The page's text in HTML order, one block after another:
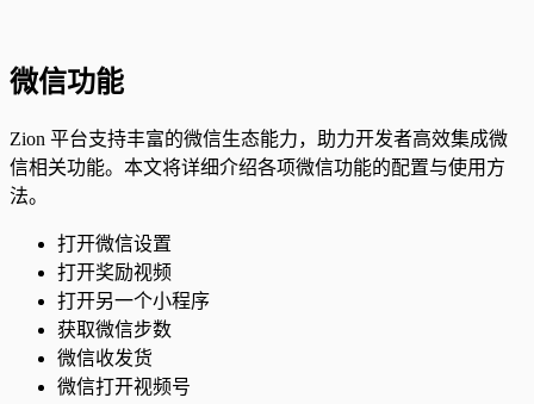
微信功能
Zion 平台支持丰富的微信生态能力，助力开发者高效集成微
信相关功能。本文将详细介绍各项微信功能的配置与使用方
法。
打开微信设置
打开奖励视频
打开另一个小程序
获取微信步数
微信收发货
微信打开视频号